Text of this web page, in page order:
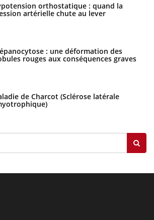
orthostatique : quand la
artérielle chute au lever
: une déformation des
rouges aux conséquences graves
de Charcot (Sclérose latérale